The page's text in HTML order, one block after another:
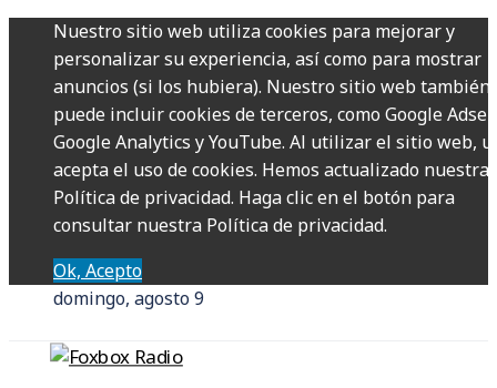
Nuestro sitio web utiliza cookies para mejorar y
personalizar su experiencia, así como para mostrar
anuncios (si los hubiera). Nuestro sitio web también
puede incluir cookies de terceros, como Google
Google Analytics y YouTube. Al utilizar el sitio web,
acepta el uso de cookies. Hemos actualizado nuestra
Política de privacidad. Haga clic en el botón para
consultar nuestra Política de privacidad.
Ok, Acepto
domingo, agosto 9